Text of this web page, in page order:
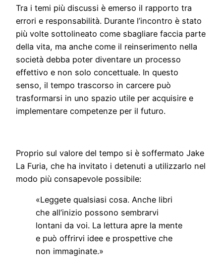
Tra i temi più discussi è emerso il rapporto tra
errori e responsabilità. Durante l’incontro è stato
più volte sottolineato come sbagliare faccia parte
della vita, ma anche come il reinserimento nella
società debba poter diventare un processo
effettivo e non solo concettuale. In questo
senso, il tempo trascorso in carcere può
trasformarsi in uno spazio utile per acquisire e
implementare competenze per il futuro.
Proprio sul valore del tempo si è soffermato Jake
La Furia, che ha invitato i detenuti a utilizzarlo nel
modo più consapevole possibile:
«Leggete qualsiasi cosa. Anche libri
che all’inizio possono sembrarvi
lontani da voi. La lettura apre la mente
e può offrirvi idee e prospettive che
non immaginate.»